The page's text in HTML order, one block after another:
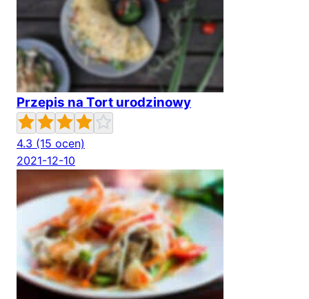
Przepis na Tort urodzinowy
4.3 (15 ocen)
2021-12-10